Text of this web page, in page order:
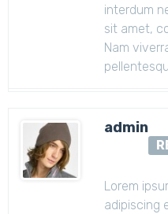
interdum
sit amet,
Nam
admin
Lorem
adipiscing